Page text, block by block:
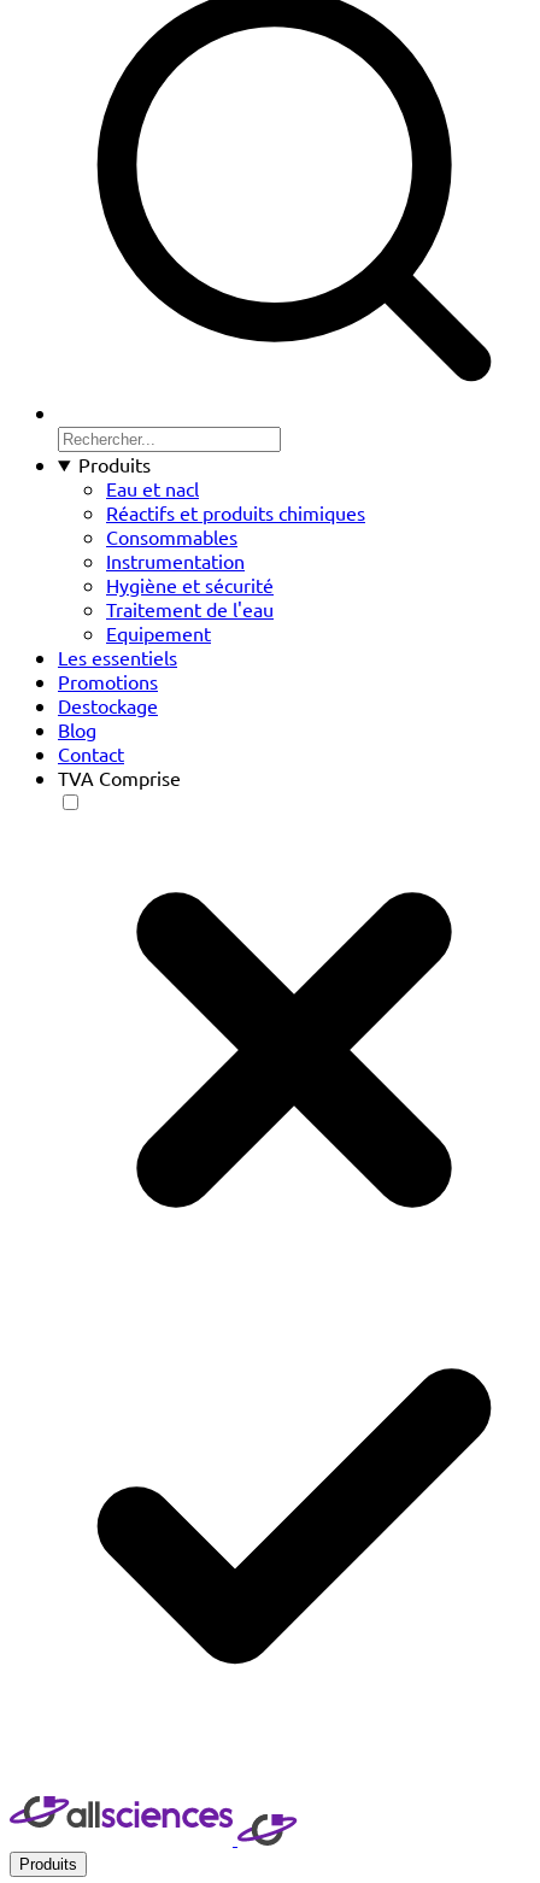
Produits
Eau et nacl
Réactifs et produits chimiques
Consommables
Instrumentation
Hygiène et sécurité
Traitement de l'eau
Equipement
Les essentiels
Promotions
Destockage
Blog
Contact
TVA Comprise
Produits